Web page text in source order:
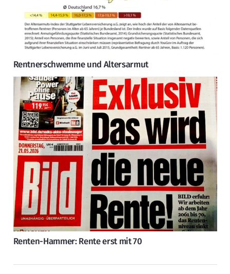
Rentnerschwemme und Altersarmut
Renten-Hammer: Rente erst mit 70